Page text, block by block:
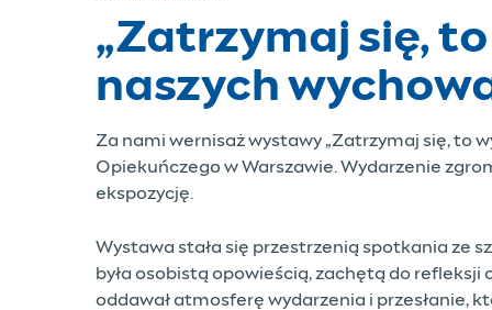
„Zatrzymaj się,
naszych
Za nami wernisaż wystawy „Zatrzymaj się, to
Opiekuńczego w Warszawie. Wydarzenie
ekspozycję.
Wystawa stała się przestrzenią spotkania ze
była osobistą opowieścią, zachętą do refleksji
oddawał atmosferę wydarzenia i przesłanie,